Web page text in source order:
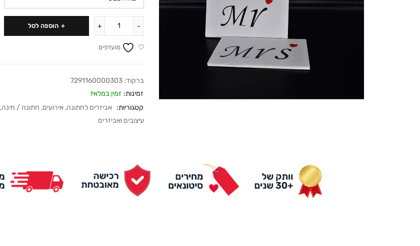
הוספה לסל
מועדפים
ברקוד: 7291160000303
זמינות: זמין במלאי!
קטגוריות: אביזרים לחתונה, אירועים, חתונה / חינה,
עיצובים ואביזרים